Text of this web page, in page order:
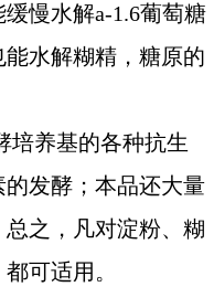
慢水解a-1.6葡萄糖
水解糊精，糖原的
养基的各种抗生
发酵；本品还大量
之，凡对淀粉、糊
可适用。